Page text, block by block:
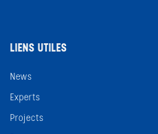
LIENS UTILES
News
Experts
Projects